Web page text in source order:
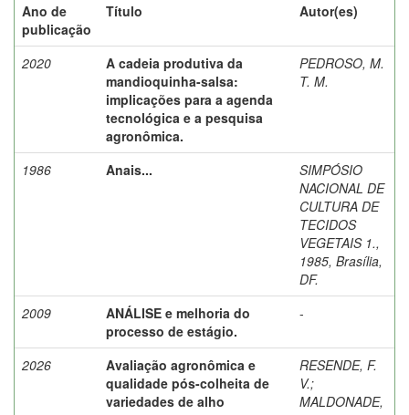
Ano de
publicação
Título Autor(es)
2020
A cadeia produtiva da
mandioquinha-salsa:
implicações para a agenda
tecnológica e a pesquisa
agronômica.
PEDROSO, M.
T. M.
1986 Anais...
SIMPÓSIO
NACIONAL DE
CULTURA DE
TECIDOS
VEGETAIS 1.,
1985, Brasília,
DF.
2009
ANÁLISE e melhoria do
processo de estágio.
-
2026
Avaliação agronômica e
qualidade pós-colheita de
variedades de alho
RESENDE, F.
V.;
MALDONADE,